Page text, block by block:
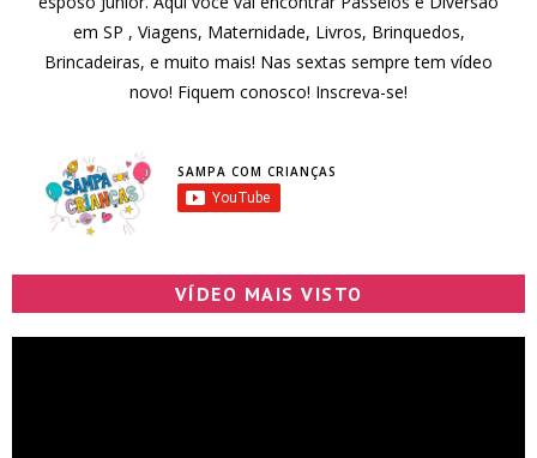
em SP , Viagens, Maternidade, Livros, Brinquedos,
Brincadeiras, e muito mais! Nas sextas sempre tem vídeo
novo! Fiquem conosco! Inscreva-se!
SAMPA COM CRIANÇAS
VÍDEO MAIS VISTO